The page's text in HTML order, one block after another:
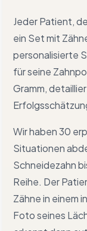
Jeder Patient,
ein Set mit
personalisierte
für seine
Gramm,
Wir haben 30
Situationen
Schneidezahn
Reihe. Der
Zähne in einem
Foto seines